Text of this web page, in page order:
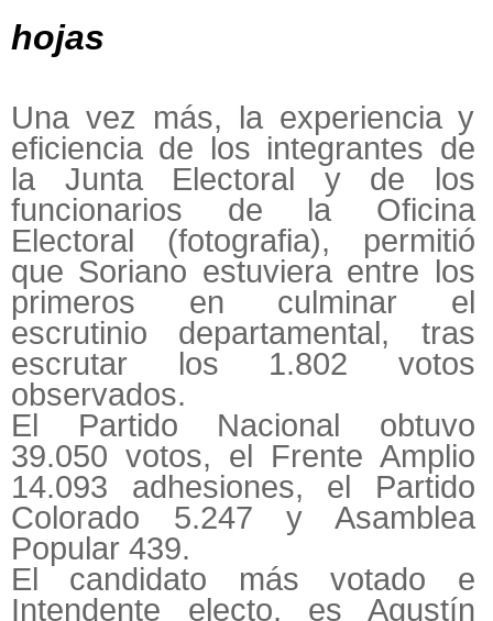
hojas
Una vez más, la experiencia y
eficiencia de los integrantes de
la Junta Electoral y de los
funcionarios de la Oficina
Electoral (fotografia), permitió
que Soriano estuviera entre los
primeros en culminar el
escrutinio departamental, tras
escrutar los 1.802 votos
observados.
El Partido Nacional obtuvo
39.050 votos, el Frente Amplio
14.093 adhesiones, el Partido
Colorado 5.247 y Asamblea
Popular 439.
El candidato más votado e
Intendente electo, es Agustín